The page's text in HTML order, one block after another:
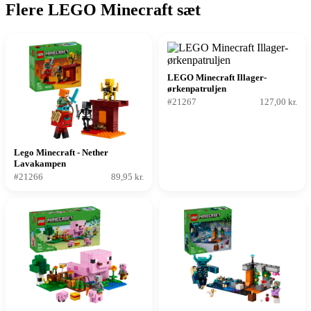
Flere LEGO Minecraft sæt
Lego Minecraft - Nether
Lavakampen
#21266
89,95 kr.
LEGO Minecraft Illager-
ørkenpatruljen
#21267
127,00 kr.